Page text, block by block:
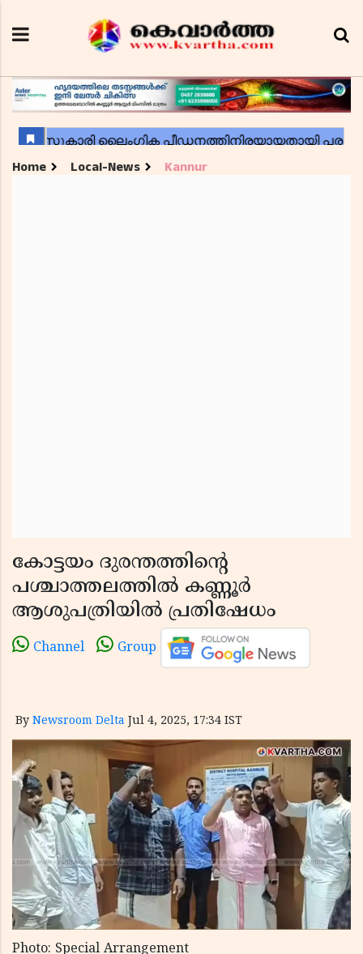
Home Local-News Kannur
കോട്ടയം ദുരന്തത്തിന്റെ
പശ്ചാത്തലത്തിൽ കണ്ണൂർ
ആശുപത്രിയിൽ പ്രതിഷേധം
Channel Group
By Newsroom Delta Jul 4, 2025, 17:34 IST
Photo: Special Arrangement